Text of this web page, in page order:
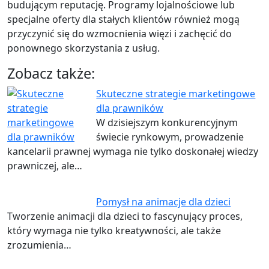
budującym reputację. Programy lojalnościowe lub
specjalne oferty dla stałych klientów również mogą
przyczynić się do wzmocnienia więzi i zachęcić do
ponownego skorzystania z usług.
Zobacz także:
Skuteczne strategie marketingowe
dla prawników
W dzisiejszym konkurencyjnym
świecie rynkowym, prowadzenie
kancelarii prawnej wymaga nie tylko doskonałej wiedzy
prawniczej, ale…
Pomysł na animacje dla dzieci
Tworzenie animacji dla dzieci to fascynujący proces,
który wymaga nie tylko kreatywności, ale także
zrozumienia…